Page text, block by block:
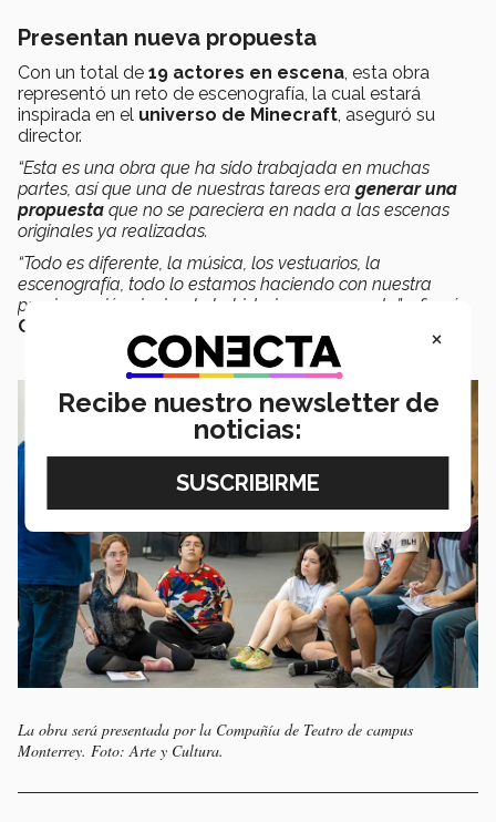
Presentan nueva propuesta
Con un total de 19 actores en escena, esta obra
representó un reto de escenografía, la cual estará
inspirada en el universo de Minecraft, aseguró su
director.
“Esta es una obra que ha sido trabajada en muchas
partes, así que una de nuestras tareas era generar una
propuesta que no se pareciera en nada a las escenas
originales ya realizadas.
“Todo es diferente, la música, los vestuarios, la
escenografía, todo lo estamos haciendo con nuestra
propia versión siguiendo la historia, por supuesto”, afirmó
Carlos Gueta
La obra será presentada por la Compañía de Teatro de campus
Monterrey. Foto: Arte y Cultura.
×
Recibe nuestro newsletter de
noticias: